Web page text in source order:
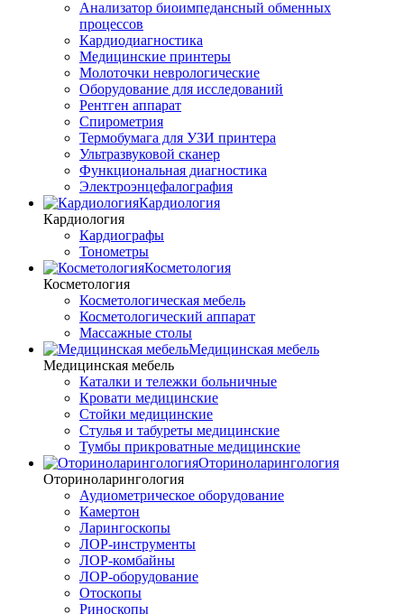
Анализатор биоимпедансный обменных
процессов
Кардиодиагностика
Медицинские принтеры
Молоточки неврологические
Оборудование для исследований
Рентген аппарат
Спирометрия
Термобумага для УЗИ принтера
Ультразвуковой сканер
Функциональная диагностика
Электроэнцефалография
Кардиология
Кардиология
Кардиографы
Тонометры
Косметология
Косметология
Косметологическая мебель
Косметологический аппарат
Массажные столы
Медицинская мебель
Медицинская мебель
Каталки и тележки больничные
Кровати медицинские
Стойки медицинские
Стулья и табуреты медицинские
Тумбы прикроватные медицинские
Оториноларингология
Оториноларингология
Аудиометрическое оборудование
Камертон
Ларингоскопы
ЛОР-инструменты
ЛОР-комбайны
ЛОР-оборудование
Отоскопы
Риноскопы